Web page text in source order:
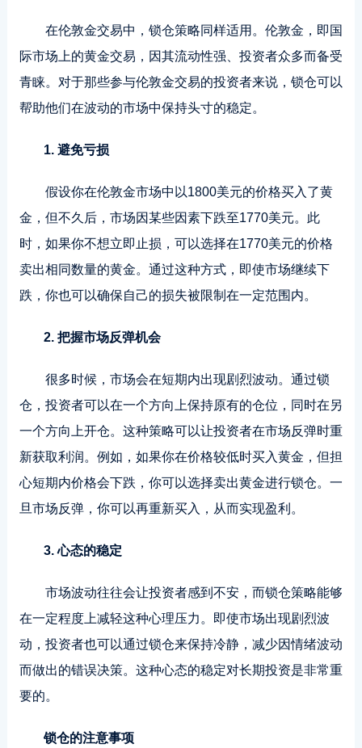
在伦敦金交易中，锁仓策略同样适用。伦敦金，即国
际市场上的黄金交易，因其流动性强、投资者众多而备受
青睐。对于那些参与伦敦金交易的投资者来说，锁仓可以
帮助他们在波动的市场中保持头寸的稳定。
1. 避免亏损
假设你在伦敦金市场中以1800美元的价格买入了黄
金，但不久后，市场因某些因素下跌至1770美元。此
时，如果你不想立即止损，可以选择在1770美元的价格
卖出相同数量的黄金。通过这种方式，即使市场继续下
跌，你也可以确保自己的损失被限制在一定范围内。
2. 把握市场反弹机会
很多时候，市场会在短期内出现剧烈波动。通过锁
仓，投资者可以在一个方向上保持原有的仓位，同时在另
一个方向上开仓。这种策略可以让投资者在市场反弹时重
新获取利润。例如，如果你在价格较低时买入黄金，但担
心短期内价格会下跌，你可以选择卖出黄金进行锁仓。一
旦市场反弹，你可以再重新买入，从而实现盈利。
3. 心态的稳定
市场波动往往会让投资者感到不安，而锁仓策略能够
在一定程度上减轻这种心理压力。即使市场出现剧烈波
动，投资者也可以通过锁仓来保持冷静，减少因情绪波动
而做出的错误决策。这种心态的稳定对长期投资是非常重
要的。
锁仓的注意事项